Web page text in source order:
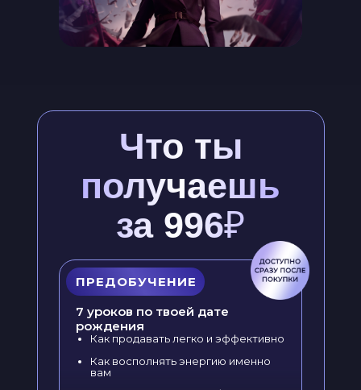
Что ты
получаешь
за 996₽
7 уроков по твоей дате
рождения
ПРЕДОБУЧЕНИЕ
Как продавать легко и эффективно
Как восполнять энергию именно
вам